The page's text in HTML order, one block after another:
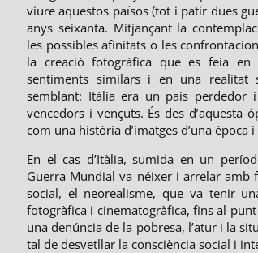
viure aquestos països (tot i patir dues
anys seixanta. Mitjançant la
les possibles afinitats o les
la creació fotogràfica que es feia en
sentiments similars i en una realitat
semblant: Itàlia era un país perdedor
vencedors i vençuts. És des d’aquesta
com una història d’imatges d’una època
En el cas d’Itàlia, sumida en un
Guerra Mundial va néixer i arrelar amb
social, el neorealisme, que va tenir
fotogràfica i cinematogràfica, fins al
una denúncia de la pobresa, l’atur i la
tal de desvetllar la consciència social i